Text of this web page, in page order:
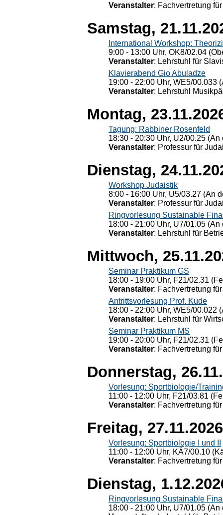
Veranstalter: Fachvertretung
Samstag,
International Workshop:
9:00 - 13:00 Uhr, OK8/02.04
Veranstalter: Lehrstuhl für
Klavierabend Gio Abuladze
19:00 - 22:00 Uhr, WE5/00.033
Veranstalter: Lehrstuhl
Montag,
Tagung: Rabbiner Rosenfeld
18:30 - 20:30 Uhr, U2/00.25
Veranstalter: Professur für
Dienstag,
Workshop Judaistik
8:00 - 16:00 Uhr, U5/03.27 (An
Veranstalter: Professur für
Ringvorlesung Sustainable
18:00 - 21:00 Uhr, U7/01.05
Veranstalter: Lehrstuhl für
Mittwoch,
Seminar Praktikum GS
18:00 - 19:00 Uhr, F21/02.31
Veranstalter: Fachvertretung
Antrittsvorlesung Prof. Kude
18:00 - 22:00 Uhr, WE5/00.022
Veranstalter: Lehrstuhl für
Seminar Praktikum MS
19:00 - 20:00 Uhr, F21/02.31
Veranstalter: Fachvertretung
Donnerstag,
Vorlesung: Sportbiologie/
11:00 - 12:00 Uhr, F21/03.81
Veranstalter: Fachvertretung
Freitag, 27.11.2026
Vorlesung: Sportbiologie I und II
11:00 - 12:00 Uhr, KÄ7/00.10
Veranstalter: Fachvertretung
Dienstag,
Ringvorlesung Sustainable
18:00 - 21:00 Uhr, U7/01.05